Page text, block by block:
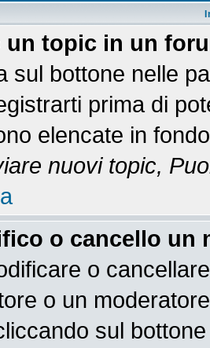
un topic in un
sul bottone nelle
prima di
elencate in
nuovi topic,
o cancello un
o
o un
sul